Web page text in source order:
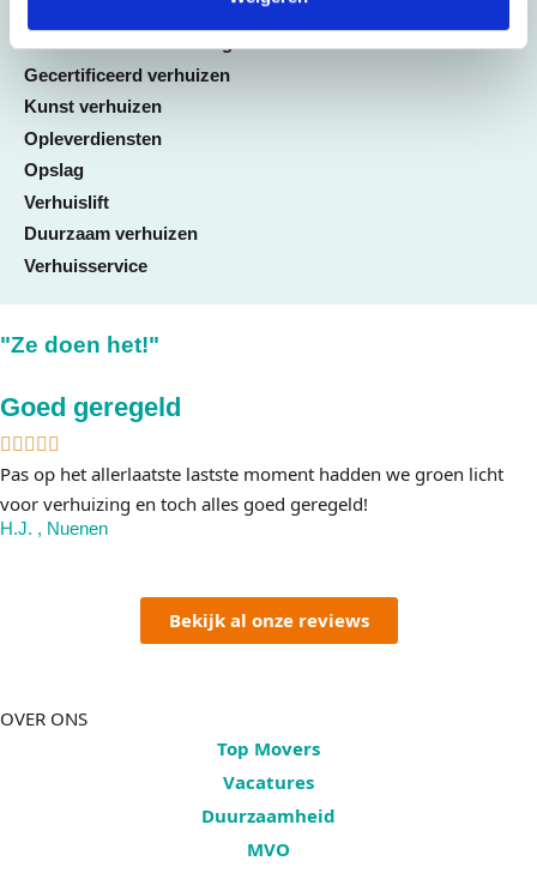
Gecertificeerd verhuizen
Kunst verhuizen
Opleverdiensten
Opslag
Verhuislift
Duurzaam verhuizen
Verhuisservice
"Ze doen het!"
Goed geregeld
Pas op het allerlaatste lastste moment hadden we groen licht
voor verhuizing en toch alles goed geregeld!
H.J. , Nuenen
Bekijk al onze reviews
OVER ONS
Top Movers
Vacatures
Duurzaamheid
MVO